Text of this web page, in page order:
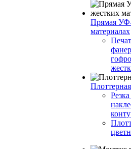
Прямая
материалах